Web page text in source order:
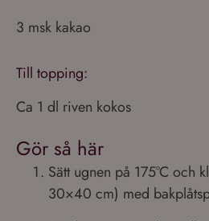
3 msk kakao
Till topping:
Ca 1 dl riven kokos
Gör så här
Sätt ugnen på 175°C och
30×40 cm) med